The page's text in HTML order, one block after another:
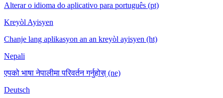
Alterar o idioma do aplicativo para português (pt)
Kreyòl Ayisyen
Chanje lang aplikasyon an an kreyòl ayisyen (ht)
Nepali
एपको भाषा नेपालीमा परिवर्तन गर्नुहोस् (ne)
Deutsch